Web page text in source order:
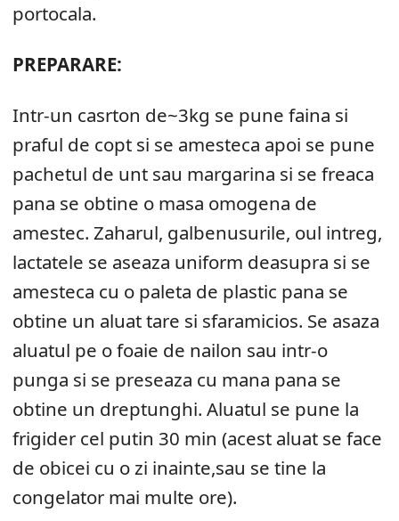
portocala.
PREPARARE:
Intr-un casrton de~3kg se pune faina si
praful de copt si se amesteca apoi se pune
pachetul de unt sau margarina si se freaca
pana se obtine o masa omogena de
amestec. Zaharul, galbenusurile, oul intreg,
lactatele se aseaza uniform deasupra si se
amesteca cu o paleta de plastic pana se
obtine un aluat tare si sfaramicios. Se asaza
aluatul pe o foaie de nailon sau intr-o
punga si se preseaza cu mana pana se
obtine un dreptunghi. Aluatul se pune la
frigider cel putin 30 min (acest aluat se face
de obicei cu o zi inainte,sau se tine la
congelator mai multe ore).